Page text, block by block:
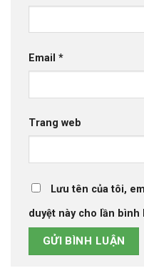
Email *
Trang web
Lưu tên của tôi,
duyệt này cho lần bình